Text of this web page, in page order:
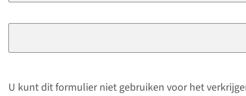
U kunt dit formulier niet gebruiken voor het